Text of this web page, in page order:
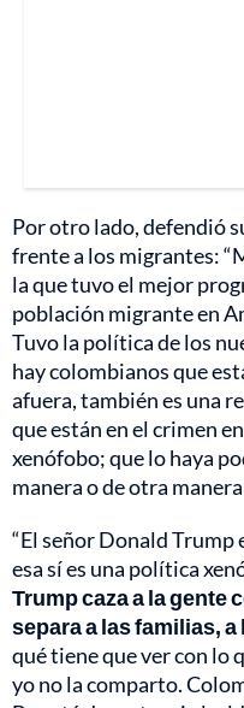
Por otro lado, defendió
frente a los migrantes:
la que tuvo el mejor
población migrante en
Tuvo la política de los
hay colombianos que
afuera, también es una
que están en el crimen
xenófobo; que lo haya
manera o de otra manera
“El señor Donald Trump
esa sí es una política
Trump caza a la gente
separa a las familias,
qué tiene que ver con lo
yo no la comparto.